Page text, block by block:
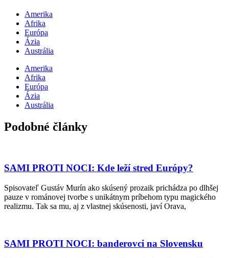
Amerika
Afrika
Európa
Ázia
Austrália
Amerika
Afrika
Európa
Ázia
Austrália
Podobné články
SAMI PROTI NOCI: Kde leží stred Európy?
Spisovateľ Gustáv Murín ako skúsený prozaik prichádza po dlhšej
pauze v románovej tvorbe s unikátnym príbehom typu magického
realizmu. Tak sa mu, aj z vlastnej skúsenosti, javí Orava,
SAMI PROTI NOCI: banderovci na Slovensku